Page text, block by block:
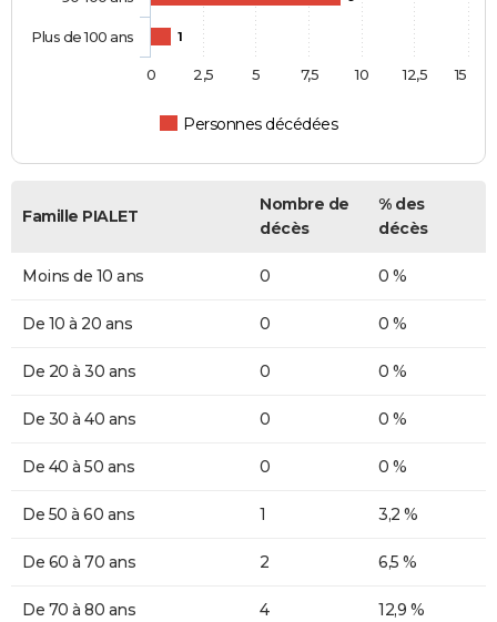
1
Personnes décédées
Plus de 100 ans
0 2,5 5 7,5 10 12,5 15
Famille PIALET
Nombre de
décès
% des
décès
Moins de 10 ans 0 0 %
De 10 à 20 ans 0 0 %
De 20 à 30 ans 0 0 %
De 30 à 40 ans 0 0 %
De 40 à 50 ans 0 0 %
De 50 à 60 ans 1 3,2 %
De 60 à 70 ans 2 6,5 %
De 70 à 80 ans 4 12,9 %